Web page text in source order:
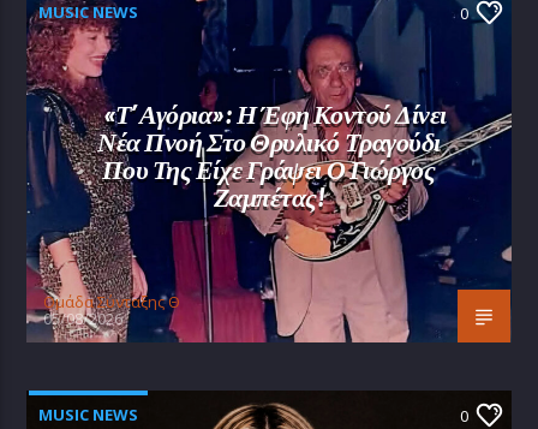
MUSIC NEWS 0
«Τ’ Αγόρια»: Η Έφη Κοντού Δίνει
Νέα Πνοή Στο Θρυλικό Τραγούδι
Που Της Είχε Γράψει Ο Γιώργος
Ζαμπέτας!
Oμάδα Σύνταξης Θ
05/08/2026
MUSIC NEWS 0